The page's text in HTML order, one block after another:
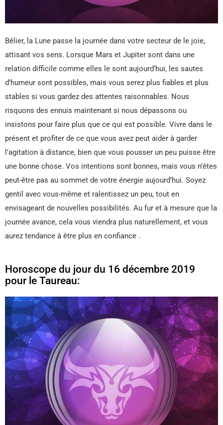
Bélier, la Lune passe la journée dans votre secteur de le joie,
attisant vos sens. Lorsque Mars et Jupiter sont dans une
relation difficile comme elles le sont aujourd’hui, les sautes
d’humeur sont possibles, mais vous serez plus fiables et plus
stables si vous gardez des attentes raisonnables. Nous
risquons des ennuis maintenant si nous dépassons ou
insistons pour faire plus que ce qui est possible. Vivre dans le
présent et profiter de ce que vous avez peut aider à garder
l’agitation à distance, bien que vous pousser un peu puisse être
une bonne chose. Vos intentions sont bonnes, mais vous n’êtes
peut-être pas au sommet de votre énergie aujourd’hui. Soyez
gentil avec vous-même et ralentissez un peu, tout en
envisageant de nouvelles possibilités. Au fur et à mesure que la
journée avance, cela vous viendra plus naturellement, et vous
aurez tendance à être plus en confiance .
Horoscope du jour du 16 décembre 2019
pour le Taureau: